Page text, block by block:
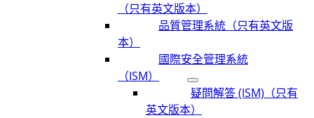
（只有英文版本）
品質管理系統（只有英文版
本）
國際安全管理系統
（ISM）
疑問解答 (ISM)（只有
英文版本）